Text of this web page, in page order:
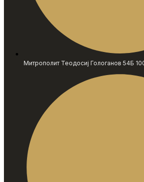
Митрополит Теодосиј Гологанов 54Б